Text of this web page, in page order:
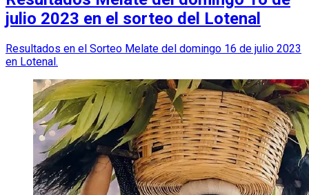
julio 2023 en el sorteo del Lotenal
Resultados en el Sorteo Melate del domingo 16 de julio 2023
en Lotenal.